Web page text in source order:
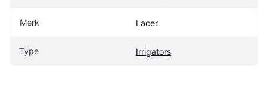
Merk Lacer
Type Irrigators